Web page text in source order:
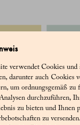
verwendet Cookies und
darunter auch Cookies
um ordnungsgemäß zu
durchzuführen,
zu bieten und Ihnen
zu versenden.